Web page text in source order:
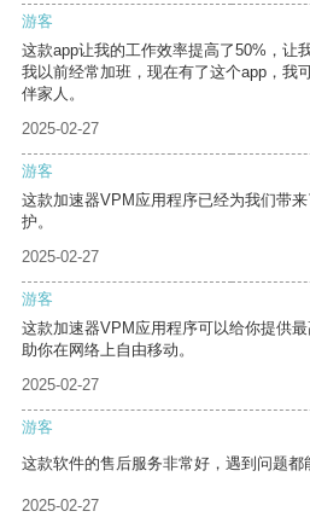
游客
这款app让我的工作效率提高了50%，让
我以前经常加班，现在有了这个app，我
伴家人。
2025-02-27
游客
这款加速器VPM应用程序已经为我们带
护。
2025-02-27
游客
这款加速器VPM应用程序可以给你提供
助你在网络上自由移动。
2025-02-27
游客
这款软件的售后服务非常好，遇到问题都
2025-02-27